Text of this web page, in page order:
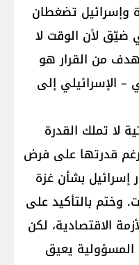
وإسرائيل تضغطان
ضيّق لأن الوقت لا
من القرار هو
– الإسرائيلي إلى
لا تملك القدرة
قدرتها على فرض
إسرائيل بشأن غزة
وختم بالتأكيد على
الاقتصادية، لكن
يعيق